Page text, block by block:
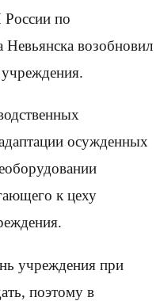
по
Невьянска возобновил
осужденных
к цеху
учреждения при
поэтому в